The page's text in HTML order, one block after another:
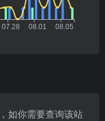
如你需要查询该站